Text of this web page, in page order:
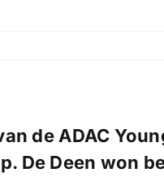
de ADAC
De Deen won